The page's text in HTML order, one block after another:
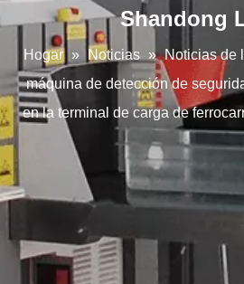
Shandong
Hogar » Noticias » Noticias de
máquina de detección de
en la terminal de carga de